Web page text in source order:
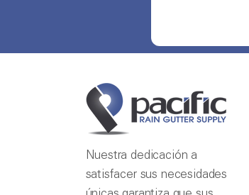
Nuestra dedicación a
satisfacer sus necesidades